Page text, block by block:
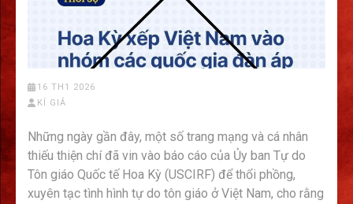
16 TH1 2026
KÍ GIẢ
Những ngày gần đây, một số trang mạng và cá nhân
thiếu thiện chí đã vin vào báo cáo của Ủy ban Tự do
Tôn giáo Quốc tế Hoa Kỳ (USCIRF) để thổi phồng,
xuyên tạc tình hình tự do tôn giáo ở Việt Nam, cho rằng